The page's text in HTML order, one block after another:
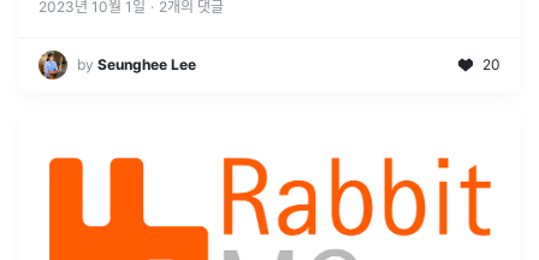
2023년 10월 1일 · 2개의 댓글
by Seunghee Lee 20